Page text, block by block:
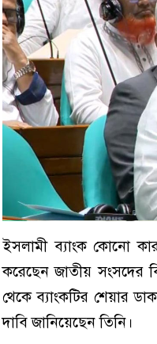
ইসলামী ব্যাংক কোনো
করেছেন জাতীয় সংসদের
থেকে ব্যাংকটির শেয়ার
দাবি জানিয়েছেন তিনি।